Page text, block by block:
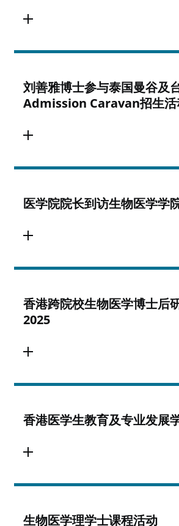
刘善雅博士参与泰国曼谷及
Admission Caravan招生活
医学院院长到访生物医学学
香港跨院校生物医学博士后
2025
香港医学生教育及专业发展
生物医学理学士课程活动